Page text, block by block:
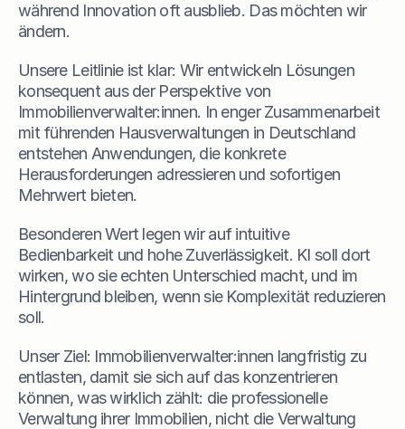
während Innovation oft ausblieb. Das möchten wir
ändern.
Unsere Leitlinie ist klar: Wir entwickeln Lösungen
konsequent aus der Perspektive von
Immobilienverwalter:innen. In enger Zusammenarbeit
mit führenden Hausverwaltungen in Deutschland
entstehen Anwendungen, die konkrete
Herausforderungen adressieren und sofortigen
Mehrwert bieten.
Besonderen Wert legen wir auf intuitive
Bedienbarkeit und hohe Zuverlässigkeit. KI soll dort
wirken, wo sie echten Unterschied macht, und im
Hintergrund bleiben, wenn sie Komplexität reduzieren
soll.
Unser Ziel: Immobilienverwalter:innen langfristig zu
entlasten, damit sie sich auf das konzentrieren
können, was wirklich zählt: die professionelle
Verwaltung ihrer Immobilien, nicht die Verwaltung